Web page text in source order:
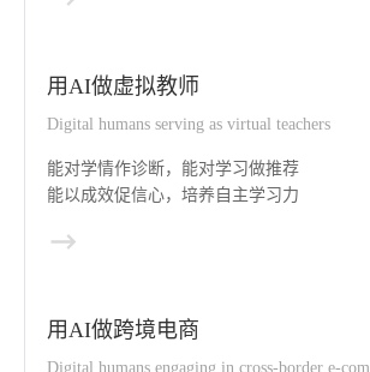
用AI做虚拟教师
Digital humans serving as virtual teachers
能对学情作诊断，能对学习做推荐
能以成效促信心，培养自主学习力
用AI做跨境电商
Digital humans engaging in cross-border e-